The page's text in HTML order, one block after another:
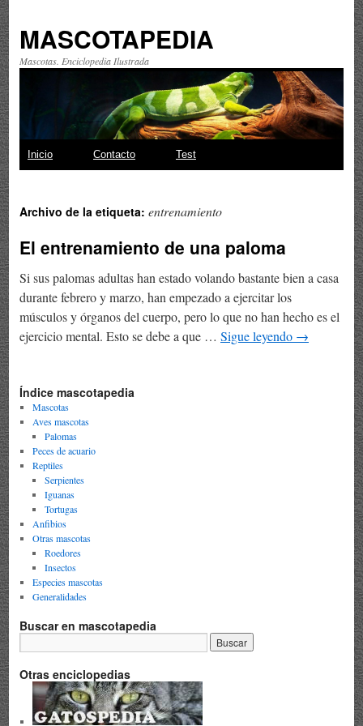
MASCOTAPEDIA
Mascotas. Enciclopedia Ilustrada
Saltar
contenido
Inicio Contacto Test
Archivo de la etiqueta: entrenamiento
El entrenamiento de una paloma
Si sus palomas adultas han estado volando bastante bien a casa
durante febrero y marzo, han empezado a ejercitar los
músculos y órganos del cuerpo, pero lo que no han hecho es el
ejercicio mental. Esto se debe a que … Sigue leyendo →
Índice mascotapedia
Mascotas
Aves mascotas
Palomas
Peces de acuario
Reptiles
Serpientes
Iguanas
Tortugas
Anfibios
Otras mascotas
Roedores
Insectos
Especies mascotas
Generalidades
Buscar en mascotapedia
Otras enciclopedias